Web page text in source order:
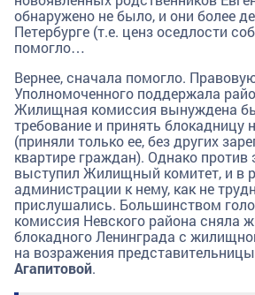
обнаружено не было, и они более
Петербурге (т.е. ценз оседлости
помогло…
Вернее, сначала помогло.
Уполномоченного поддержала
Жилищная комиссия вынуждена
требование и принять
(приняли только ее, без других
квартире граждан). Однако против
выступил Жилищный комитет, и в
администрации к нему, как не
прислушались. Большинством
комиссия Невского района сняла
блокадного Ленинграда с
на возражения представительницы
Агапитовой.